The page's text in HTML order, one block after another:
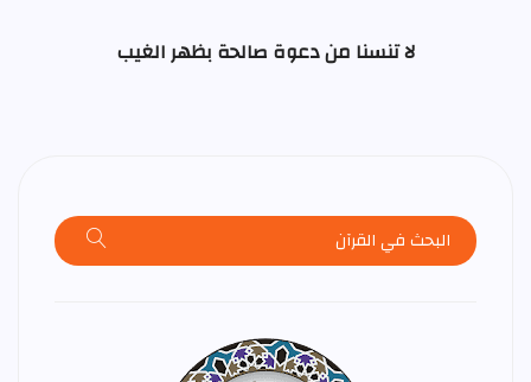
لا تنسنا من دعوة صالحة بظهر الغيب